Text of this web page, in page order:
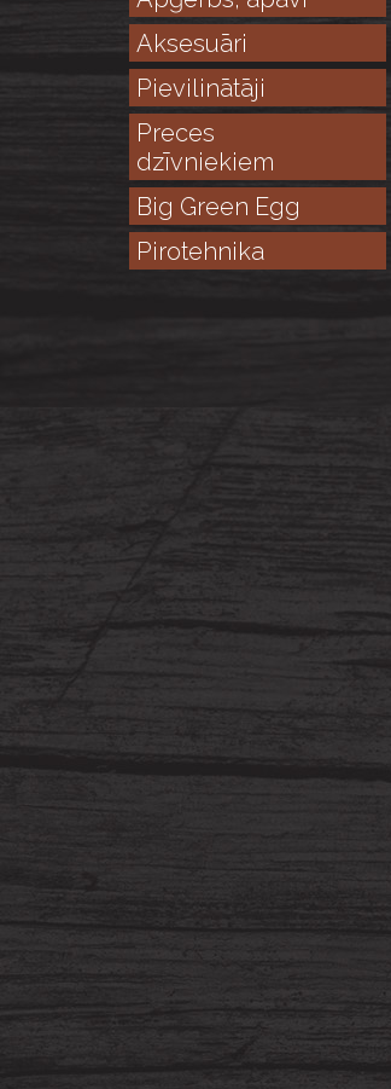
Aksesuāri
Pievilinātāji
Preces
dzīvniekiem
Big Green Egg
Pirotehnika